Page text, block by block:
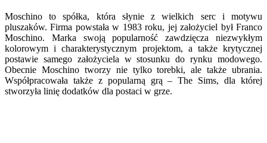
Moschino to spółka, która słynie z wielkich serc i motywu
pluszaków. Firma powstała w 1983 roku, jej założyciel był Franco
Moschino. Marka swoją popularność zawdzięcza niezwykłym
kolorowym i charakterystycznym projektom, a także krytycznej
postawie samego założyciela w stosunku do rynku modowego.
Obecnie Moschino tworzy nie tylko torebki, ale także ubrania.
Współpracowała także z popularną grą – The Sims, dla której
stworzyła linię dodatków dla postaci w grze.